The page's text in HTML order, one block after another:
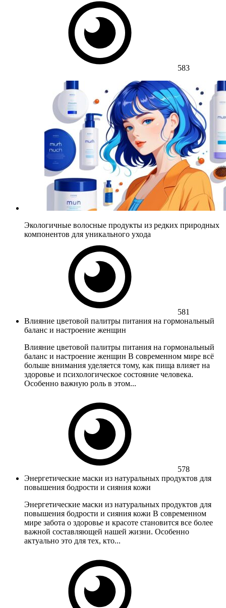
583
Экологичные волосные продукты из редких природных
компонентов для уникального ухода
581
Влияние цветовой палитры питания на гормональный
баланс и настроение женщин
Влияние цветовой палитры питания на гормональный
баланс и настроение женщин В современном мире всё
больше внимания уделяется тому, как пища влияет на
здоровье и психологическое состояние человека.
Особенно важную роль в этом...
578
Энергетические маски из натуральных продуктов для
повышения бодрости и сияния кожи
Энергетические маски из натуральных продуктов для
повышения бодрости и сияния кожи В современном
мире забота о здоровье и красоте становится все более
важной составляющей нашей жизни. Особенно
актуально это для тех, кто...